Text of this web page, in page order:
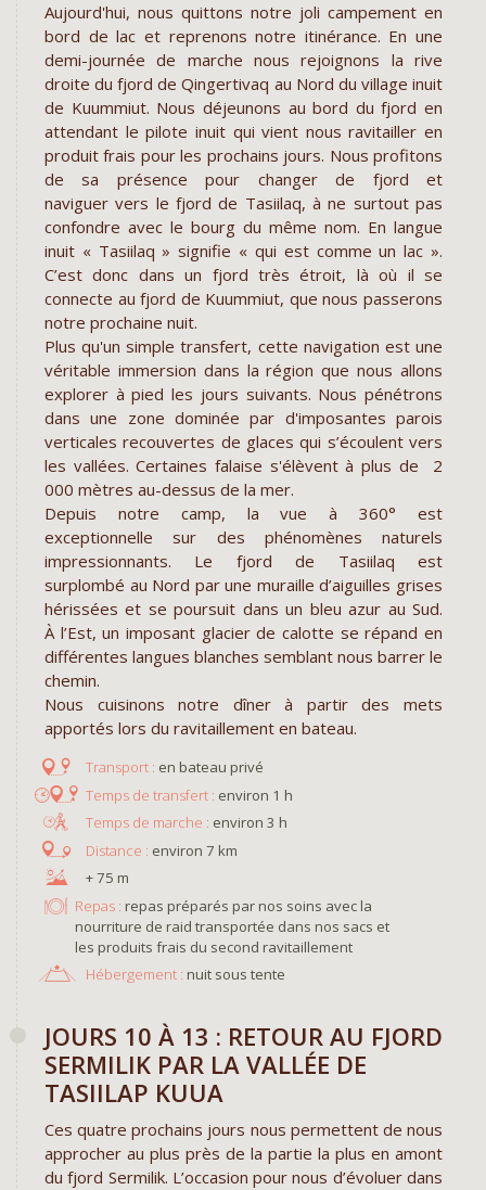
Aujourd'hui, nous quittons notre joli campement en
bord de lac et reprenons notre itinérance. En une
demi-journée de marche nous rejoignons la rive
droite du fjord de Qingertivaq au Nord du village inuit
de Kuummiut. Nous déjeunons au bord du fjord en
attendant le pilote inuit qui vient nous ravitailler en
produit frais pour les prochains jours. Nous profitons
de sa présence pour changer de fjord et
naviguer vers le fjord de Tasiilaq, à ne surtout pas
confondre avec le bourg du même nom. En langue
inuit « Tasiilaq » signifie « qui est comme un lac ».
C’est donc dans un fjord très étroit, là où il se
connecte au fjord de Kuummiut, que nous passerons
notre prochaine nuit.
Plus qu'un simple transfert, cette navigation est une
véritable immersion dans la région que nous allons
explorer à pied les jours suivants. Nous pénétrons
dans une zone dominée par d'imposantes parois
verticales recouvertes de glaces qui s’écoulent vers
les vallées. Certaines falaise s'élèvent à plus de 2
000 mètres au-dessus de la mer.
Depuis notre camp, la vue à 360° est
exceptionnelle sur des phénomènes naturels
impressionnants. Le fjord de Tasiilaq est
surplombé au Nord par une muraille d’aiguilles grises
hérissées et se poursuit dans un bleu azur au Sud.
À l’Est, un imposant glacier de calotte se répand en
différentes langues blanches semblant nous barrer le
chemin.
Nous cuisinons notre dîner à partir des mets
apportés lors du ravitaillement en bateau.
en bateau privé
environ 1 h
environ 3 h
environ 7 km
+ 75 m
Repas : repas préparés par nos soins avec la
nourriture de raid transportée dans nos sacs et
les produits frais du second ravitaillement
Hébergement : nuit sous tente
JOURS 10 À 13 : RETOUR AU FJORD
SERMILIK PAR LA VALLÉE DE
TASIILAP KUUA
Ces quatre prochains jours nous permettent de nous
approcher au plus près de la partie la plus en amont
du fjord Sermilik. L’occasion pour nous d’évoluer dans